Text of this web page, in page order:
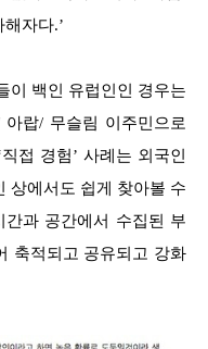
자다.’
이 백인 유럽인인 경우는
랍/ 무슬림 이주민으로
접 경험’ 사례는 외국인
상에서도 쉽게 찾아볼 수
과 공간에서 수집된 부
축적되고 공유되고 강화